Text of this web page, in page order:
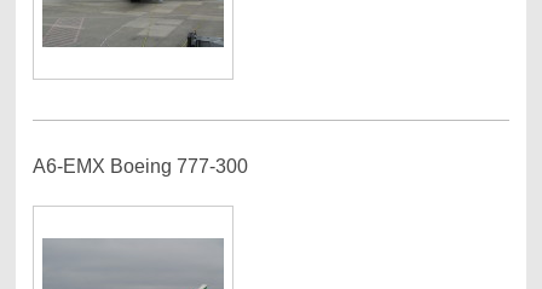
A6-EMX Boeing 777-300